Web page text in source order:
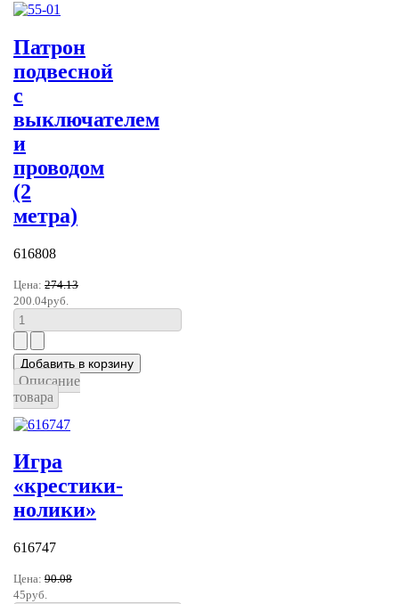
Патрон
подвесной
с
выключателем
и
проводом
(2
метра)
616808
Цена: 274.13
200.04руб.
Описание
товара
Игра
«крестики-
нолики»
616747
Цена: 90.08
45руб.